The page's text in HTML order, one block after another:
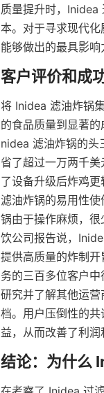
质量提升时，Inidea
本。对于寻求现代
能够做出的最具影响
将 Inidea 滤油炸锅
的食品质量到显著
nidea 滤油炸锅的头
省了超过一万两千
了设备升级后炸鸡
滤油炸锅的易用性
锅由于操作麻烦，
饮公司报告说，
提供高质量的炸制
务的三百多位客户
研究并了解其他运营
档。用户压倒性的